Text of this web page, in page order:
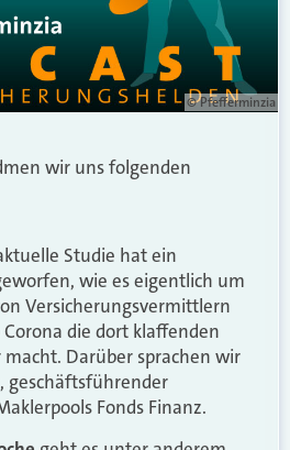
© Pfefferminzia
wir uns folgenden
Studie hat ein
wie es eigentlich um
Versicherungsvermittlern
die dort klaffenden
macht. Darüber sprachen wir
geschäftsführender
Fonds Finanz.